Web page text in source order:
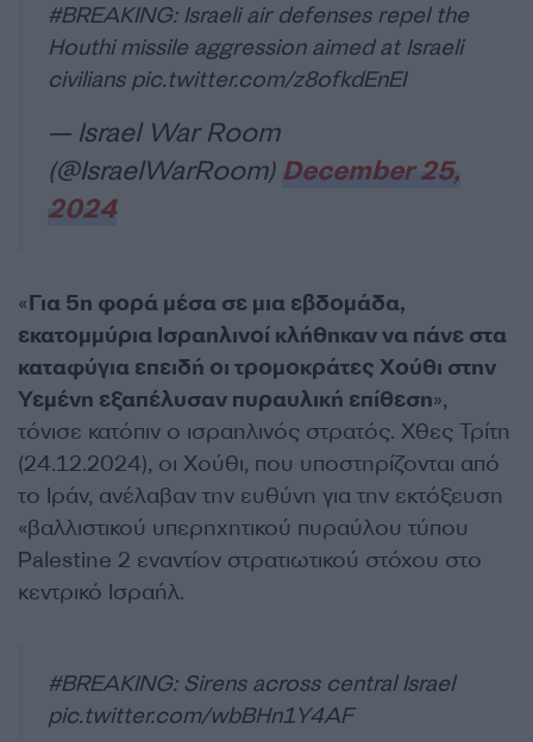
#BREAKING: Israeli air defenses repel the
Houthi missile aggression aimed at Israeli
civilians pic.twitter.com/z8ofkdEnEI
— Israel War Room
(@IsraelWarRoom) December 25,
2024
«Για 5η φορά μέσα σε μια εβδομάδα,
εκατομμύρια Ισραηλινοί κλήθηκαν να πάνε στα
καταφύγια επειδή οι τρομοκράτες Χούθι στην
Υεμένη εξαπέλυσαν πυραυλική επίθεση»,
τόνισε κατόπιν ο ισραηλινός στρατός. Χθες Τρίτη
(24.12.2024), οι Χούθι, που υποστηρίζονται από
το Ιράν, ανέλαβαν την ευθύνη για την εκτόξευση
«βαλλιστικού υπερηχητικού πυραύλου τύπου
Palestine 2 εναντίον στρατιωτικού στόχου στο
κεντρικό Ισραήλ.
#BREAKING: Sirens across central Israel
pic.twitter.com/wbBHn1Y4AF